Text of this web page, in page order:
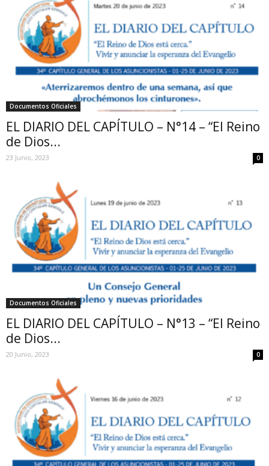
Documentos Oficiales
EL DIARIO DEL CAPÍTULO – N°14 – “El Reino
de Dios...
23 Junio, 2023 0
Documentos Oficiales
EL DIARIO DEL CAPÍTULO – N°13 – “El Reino
de Dios...
20 Junio, 2023 0